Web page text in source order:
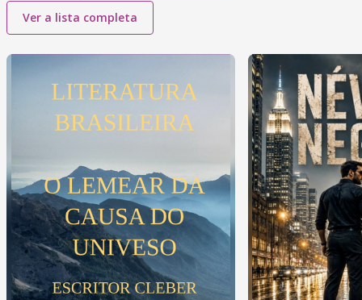
Ver a lista completa